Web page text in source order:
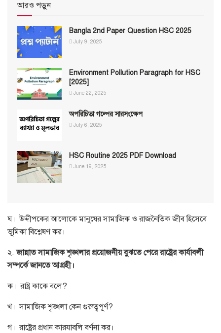
আরও পড়ুন
Bangla 2nd Paper Question HSC 2025
July 9, 2025
Environment Pollution Paragraph for HSC
[2025]
June 22, 2025
অপরিচিতা গল্পের সারসংক্ষেপ
July 6, 2025
HSC Routine 2025 PDF Download
June 19, 2025
ঘ। উদ্দীপকের আলোকে মানুষের সামাজিক ও রাজনৈতিক জীব হিসেবে
ভূমিকা বিশ্লেষণ কর।
২. জান্নাত সামাজিক শৃঙ্খলার প্রয়োজনীয় বুঝতে পেরে রাষ্ট্রের কার্যাবলী
সম্পর্কে জানতে আগ্রহী।
ক। রাষ্ট্র কাকে বলে?
খ। সামাজিক শৃঙ্খলা কেন গুরুত্বপূর্ণ?
গ। রাষ্ট্রের প্রধান কারযাবলি বর্ণনা কর।